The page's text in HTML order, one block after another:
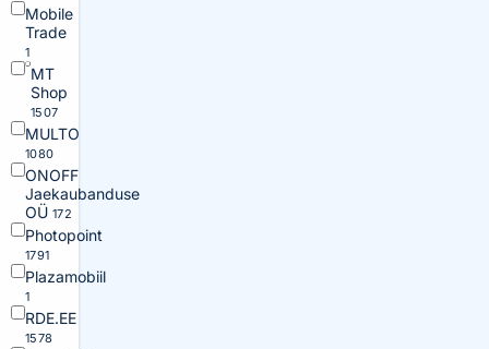
Mobile
Trade
1
MT
Shop
1507
MULTO
1080
ONOFF
Jaekaubanduse
OÜ 172
Photopoint
1791
Plazamobiil
1
RDE.EE
1578